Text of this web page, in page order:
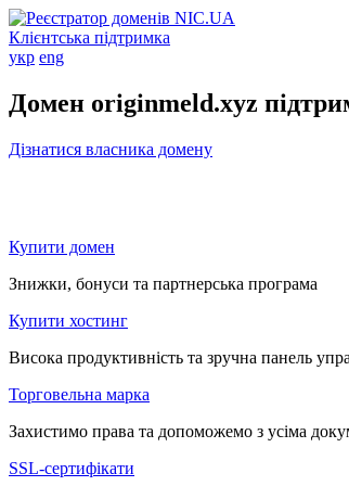
Клієнтська підтримка
укр eng
Домен originmeld.xyz
Дізнатися власника домену
Купити домен
Знижки, бонуси та партнерська програма
Купити хостинг
Висока продуктивність та зручна панель
Торговельна марка
Захистимо права та допоможемо з усіма
SSL-сертифікати